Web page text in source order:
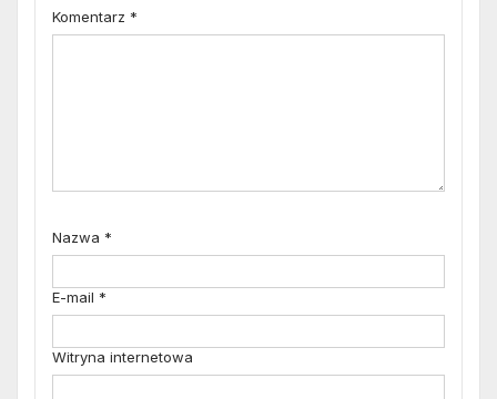
Komentarz *
Nazwa *
E-mail *
Witryna internetowa